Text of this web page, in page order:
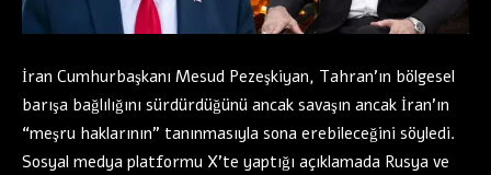
İran Cumhurbaşkanı Mesud Pezeşkiyan, Tahran’ın bölgesel
barışa bağlılığını sürdürdüğünü ancak savaşın ancak İran’ın
“meşru haklarının” tanınmasıyla sona erebileceğini söyledi.
Sosyal medya platformu X’te yaptığı açıklamada Rusya ve